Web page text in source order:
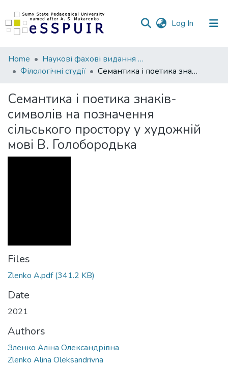
Log In (current)
Communities
&
All of DSpace
Statistics
Home
Наукові фахові видання СумДПУ
Філологічні студії
Семантика і поетика знаків-символів на позначення сільського простору у художній мові В. Голобородька
Семантика і поетика знаків-
символів на позначення
сільського простору у художній
мові В. Голобородька
Files
Zlenko A.pdf(341.2 KB)
Date
2021
Authors
Зленко Аліна Олександрівна
Zlenko Alina Oleksandrivna